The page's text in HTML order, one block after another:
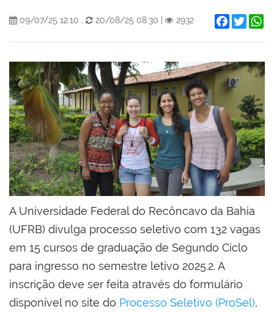
09/07/25 12:10 , 20/08/25 08:30 2932 Facebook
Twitter
A Universidade Federal do Recôncavo da Bahia
(UFRB) divulga processo seletivo com 132 vagas
em 15 cursos de graduação de Segundo Ciclo
para ingresso no semestre letivo 2025.2. A
inscrição deve ser feita através do formulário
disponível no site do Processo Seletivo (ProSel),